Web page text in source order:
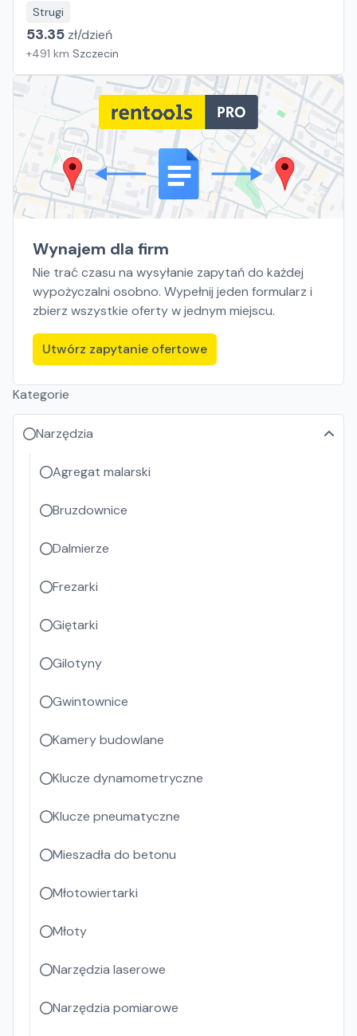
Strugi
53.35 zł/dzień
+491 km Szczecin
Wynajem dla firm
Nie trać czasu na wysyłanie zapytań do każdej
wypożyczalni osobno. Wypełnij jeden formularz i
zbierz wszystkie oferty w jednym miejscu.
Utwórz zapytanie ofertowe
Kategorie
Narzędzia
Agregat malarski
Bruzdownice
Dalmierze
Frezarki
Giętarki
Gilotyny
Gwintownice
Kamery budowlane
Klucze dynamometryczne
Klucze pneumatyczne
Mieszadła do betonu
Młotowiertarki
Młoty
Narzędzia laserowe
Narzędzia pomiarowe